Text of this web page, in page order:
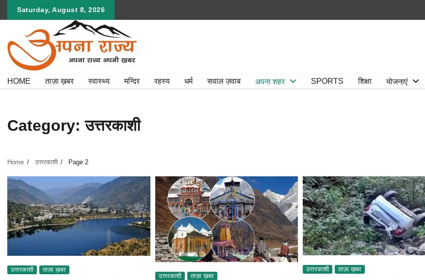
Saturday, August 8, 2026
HOME ताज़ा ख़बर स्वास्थ्य मन्दिर रहस्य धर्म सवाल ज़वाब अपना शहर SPORTS शिक्षा योजनाएं
Category:उत्तरकाशी
Home उत्तरकाशी Page 2
उत्तरकाशी ताज़ा ख़बर
उत्तरकाशी ताज़ा ख़बर
उत्तरकाशी ताज़ा ख़बर